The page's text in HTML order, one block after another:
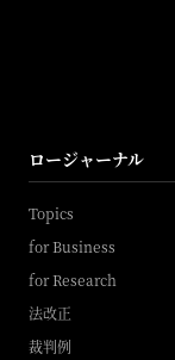
ロージャーナル
Topics
for Business
for Research
法改正
裁判例